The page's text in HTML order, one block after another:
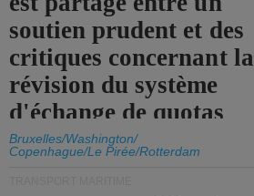
soutien prudent et des
critiques concernant la
révision du système
d'échange de quotas
d'émission de l'UE.
Bruxelles/Washington/
Copenhague/Le Pirée/Rotterdam